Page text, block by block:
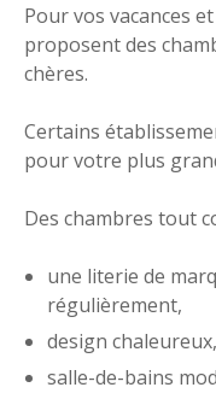
Pour vos vacances
proposent des
chères.
Certains
pour votre plus
Des chambres tout
une literie de
régulièrement,
design chaleureux,
salle-de-bains